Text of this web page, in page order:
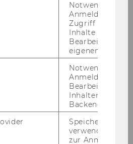
Management
Limit Check (Simplified)
Creation from a SD
Notwendig für
Anmeldung und
Zugriff auf
Inhalte oder zur
Bearbeitung des
eigenen Profils.
Notwendig für
Anmeldung und
Bearbeitung von
Inhalten im
Backend.
Speichert die
verwendete
zur Anmeldung